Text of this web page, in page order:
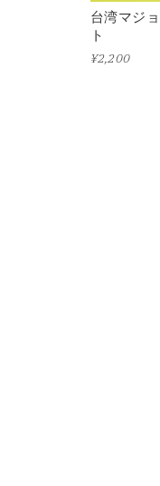
台湾マジ
ト
¥2,200